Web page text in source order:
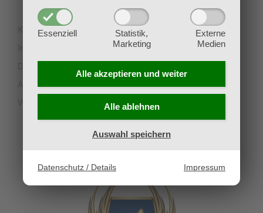
Essenziell
Statistik,
Marketing
Externe
Medien
Alle akzeptieren und weiter
Alle ablehnen
Auswahl speichern
Datenschutz / Details Impressum
Kontakt